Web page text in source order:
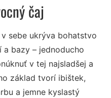
čaj
sebe ukrýva bohatstvo
a bazy – jednoducho
v tej najsladšej a
základ tvorí ibištek,
a jemne kyslastý